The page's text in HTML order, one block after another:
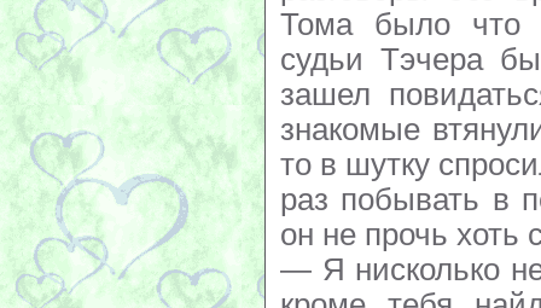
Тома было что
судьи Тэчера
зашел
знакомые
то в шутку
раз побывать в
он не прочь хоть
— Я нисколько